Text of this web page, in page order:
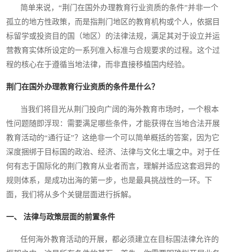
简单来说，“荆门在国外办理教育行业资质的条件”并非一个
孤立的地方性政策，而是指荆门地区的教育机构或个人，依据目
标留学或投资目的国（地区）的法律法规，满足其对于设立并运
营教育实体所设定的一系列准入标准与合规要求的过程。这个过
程的核心在于遵循当地法律，而非直接移植国内经验。
荆门在国外办理教育行业资质的条件是什么？
当我们将目光从荆门投向广阔的海外教育市场时，一个根本
性问题随即浮现：需要满足哪些条件，才能获得在当地合法开展
教育活动的“通行证”？这绝非一个可以简单概括的答案，因为它
深度捆绑于目标国的政治、经济、法律与文化土壤之中。对于任
何有志于国际化的荆门教育从业者而言，理解并适应这套迥异的
规则体系，是成功出海的第一步，也是最具挑战性的一环。下
面，我们将从多个关键层面进行拆解。
一、 法律与政策层面的前置条件
任何海外教育活动的开展，都必须建立在目标国法律允许的